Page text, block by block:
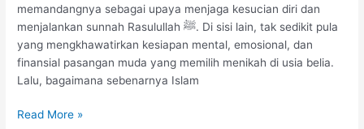
memandangnya sebagai upaya menjaga kesucian diri dan
menjalankan sunnah Rasulullah ﷺ. Di sisi lain, tak sedikit pula
yang mengkhawatirkan kesiapan mental, emosional, dan
finansial pasangan muda yang memilih menikah di usia belia.
Lalu, bagaimana sebenarnya Islam
dalam
Islam?
Read More »